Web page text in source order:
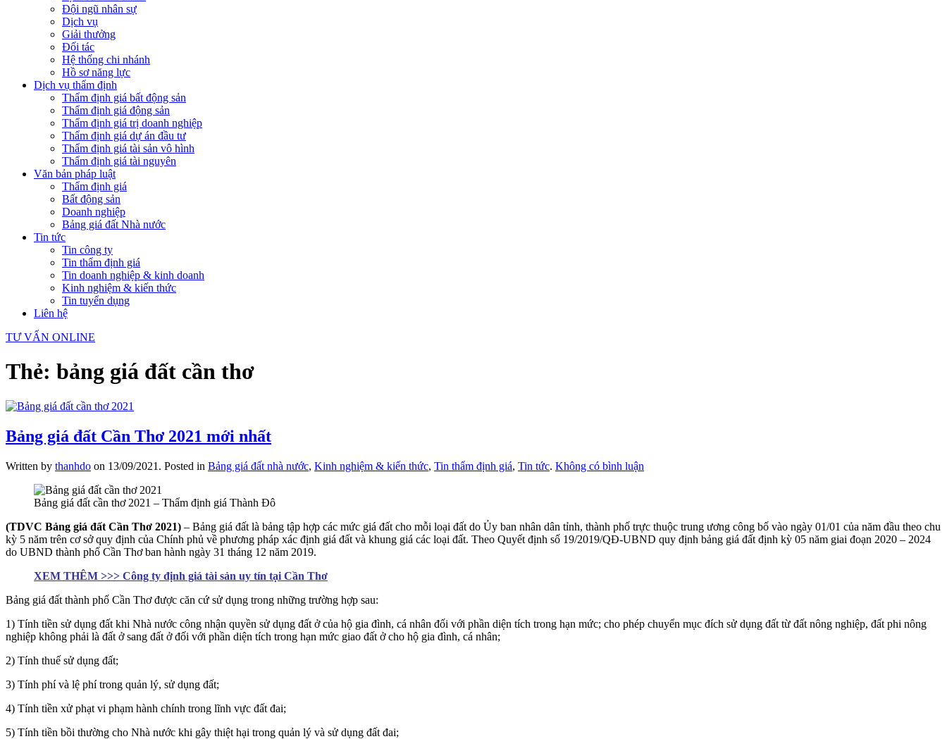
Đội ngũ nhân sự
Dịch vụ
Giải thưởng
Đối tác
Hệ thống chi nhánh
Hồ sơ năng lực
Dịch vụ thẩm định
Thẩm định giá bất động sản
Thẩm định giá động sản
Thẩm định giá trị doanh nghiệp
Thẩm định giá dự án đầu tư
Thẩm định giá tài sản vô hình
Thẩm định giá tài nguyên
Văn bản pháp luật
Thẩm định giá
Bất động sản
Doanh nghiệp
Bảng giá đất Nhà nước
Tin tức
Tin công ty
Tin thẩm định giá
Tin doanh nghiệp & kinh doanh
Kinh nghiệm & kiến thức
Tin tuyển dụng
Liên hệ
TƯ VẤN ONLINE
Thẻ: bảng giá đất cần thơ
Bảng giá đất Cần Thơ 2021 mới nhất
Written by thanhdo on 13/09/2021 . Posted in Bảng giá đất nhà nước, Kinh nghiệm & kiến thức, Tin thẩm định giá, Tin tức. Không có bình luận
Thơ
2021
Bảng giá đất cần thơ 2021 – Thẩm định giá Thành Đô
(TDVC Bảng giá đất Cần Thơ 2021) – Bảng giá đất là bảng tập hợp các mức giá đất cho mỗi loại đất do Ủy ban nhân dân tỉnh, thành phố trực thuộc trung ương công bố vào ngày 01/01 của năm đầu theo chu
kỳ 5 năm trên cơ sở quy định của Chính phủ về phương pháp xác định giá đất và khung giá các loại đất. Theo Quyết định số 19/2019/QĐ-UBND quy định bảng giá đất định kỳ 05 năm giai đoạn 2020 – 2024
do UBND thành phố Cần Thơ ban hành ngày 31 tháng 12 năm 2019.
XEM THÊM >>> Công ty định giá tài sản uy tín tại Cần Thơ
Bảng giá đất thành phố Cần Thơ được căn cứ sử dụng trong những trường hợp sau:
1) Tính tiền sử dụng đất khi Nhà nước công nhận quyền sử dụng đất ở của hộ gia đình, cá nhân đối với phần diện tích trong hạn mức; cho phép chuyển mục đích sử dụng đất từ đất nông nghiệp, đất phi nông
nghiệp không phải là đất ở sang đất ở đối với phần diện tích trong hạn mức giao đất ở cho hộ gia đình, cá nhân;
2) Tính thuế sử dụng đất;
3) Tính phí và lệ phí trong quản lý, sử dụng đất;
4) Tính tiền xử phạt vi phạm hành chính trong lĩnh vực đất đai;
5) Tính tiền bồi thường cho Nhà nước khi gây thiệt hại trong quản lý và sử dụng đất đai;